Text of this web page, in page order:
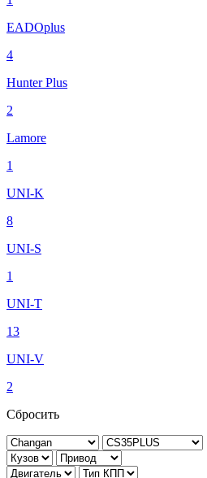
EADOplus
4
Hunter Plus
2
Lamore
1
UNI-K
8
UNI-S
1
UNI-T
13
UNI-V
2
Сбросить